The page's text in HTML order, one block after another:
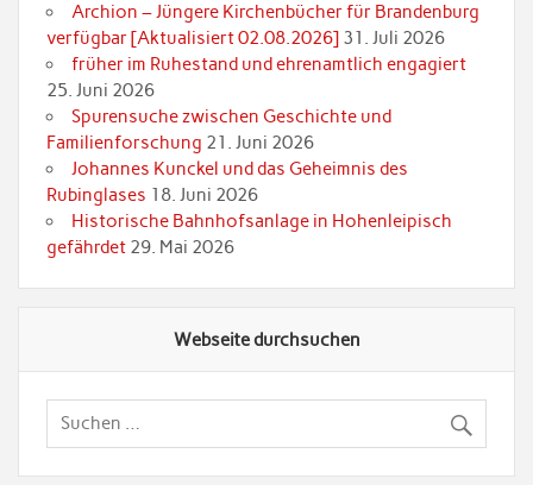
Archion – Jüngere Kirchenbücher für Brandenburg
verfügbar [Aktualisiert 02.08.2026] 31. Juli 2026
früher im Ruhestand und ehrenamtlich engagiert
25. Juni 2026
Spurensuche zwischen Geschichte und
Familienforschung 21. Juni 2026
Johannes Kunckel und das Geheimnis des
Rubinglases 18. Juni 2026
Historische Bahnhofsanlage in Hohenleipisch
gefährdet 29. Mai 2026
Webseite durchsuchen